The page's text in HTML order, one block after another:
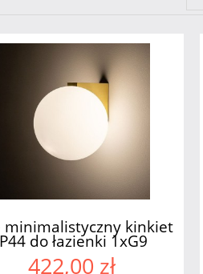
minimalistyczny kinkiet
do łazienki 1xG9
Nowodvorski
422,00 zł